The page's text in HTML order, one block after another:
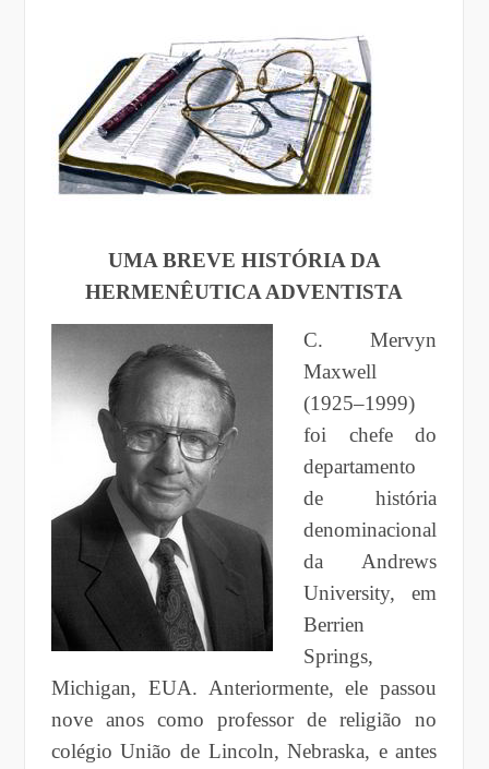
UMA BREVE HISTÓRIA DA
HERMENÊUTICA ADVENTISTA
C. Mervyn
Maxwell
(1925–1999)
foi chefe do
departamento
de história
denominacional
da Andrews
University, em
Berrien
Springs,
Michigan, EUA. Anteriormente, ele passou
nove anos como professor de religião no
colégio União de Lincoln, Nebraska, e antes